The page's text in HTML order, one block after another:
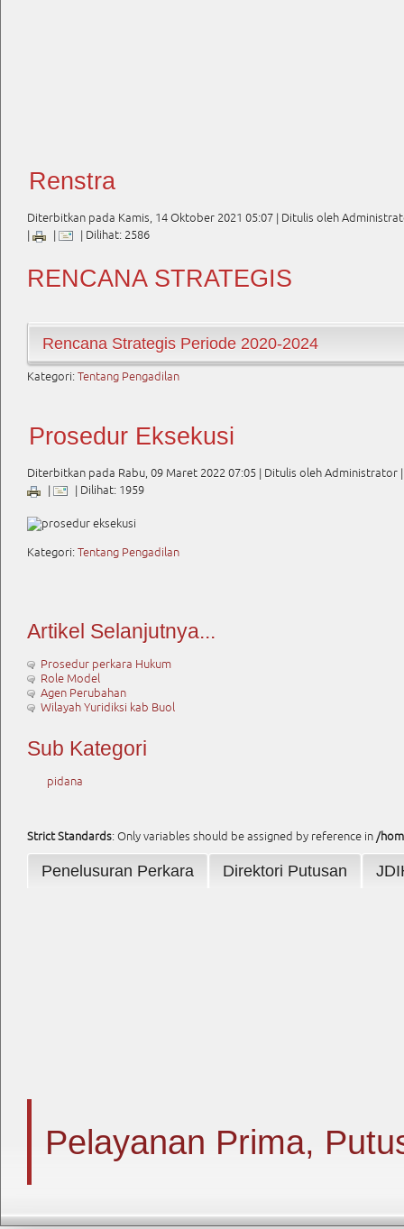
Renstra
Diterbitkan pada Kamis, 14 Oktober 2021 05:07 | Ditulis oleh
|
| | Dilihat: 2586
RENCANA STRATEGIS
Rencana Strategis Periode 2020-2024
Kategori: Tentang Pengadilan
Prosedur Eksekusi
Diterbitkan pada Rabu, 09 Maret 2022 07:05 | Ditulis oleh Administrator |
|
| Dilihat: 1959
Kategori: Tentang Pengadilan
Artikel Selanjutnya...
Prosedur perkara Hukum
Role Model
Agen Perubahan
Wilayah Yuridiksi kab Buol
Sub Kategori
pidana
Strict Standards: Only variables should be assigned by reference in /
Penelusuran Perkara Direktori Putusan
Pelayanan Prima,